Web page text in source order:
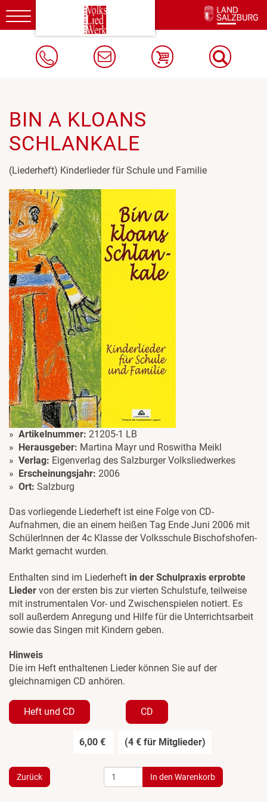
Toggle
navigation
BIN A KLOANS
SCHLANKALE
(Liederheft) Kinderlieder für Schule und Familie
Artikelnummer: 21205-1 LB
Herausgeber: Martina Mayr und Roswitha Meikl
Verlag: Eigenverlag des Salzburger Volksliedwerkes
Erscheinungsjahr: 2006
Ort: Salzburg
Das vorliegende Liederheft ist eine Folge von CD-
Aufnahmen, die an einem heißen Tag Ende Juni 2006 mit
SchülerInnen der 4c Klasse der Volksschule Bischofshofen-
Markt gemacht wurden.
Enthalten sind im Liederheft in der Schulpraxis erprobte
Lieder von der ersten bis zur vierten Schulstufe, teilweise
mit instrumentalen Vor- und Zwischenspielen notiert. Es
soll außerdem Anregung und Hilfe für die Unterrichtsarbeit
sowie das Singen mit Kindern geben.
Hinweis
Die im Heft enthaltenen Lieder können Sie auf der
gleichnamigen CD anhören.
Heft und CD CD
6,00 € (4 € für Mitglieder)
Zurück